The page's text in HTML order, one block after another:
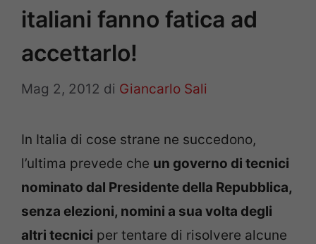
italiani fanno fatica ad
accettarlo!
Mag 2, 2012 di Giancarlo Sali
In Italia di cose strane ne succedono,
l’ultima prevede che un governo di tecnici
nominato dal Presidente della Repubblica,
senza elezioni, nomini a sua volta degli
altri tecnici per tentare di risolvere alcune